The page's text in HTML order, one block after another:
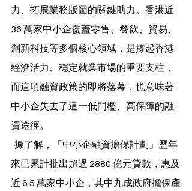
力、拓展業務版圖的關鍵助力。香港近
36 萬家中小企覆蓋零售、餐飲、貿易、
創新科技等多個核心領域，是撐起香港
經濟活力、穩定就業市場的重要支柱，
而這項融資政策的即將落幕，也意味著
中小企失去了這一低門檻、高保障的融
資途徑。
來已累計批出超過 2880 億元貸款，惠及
近 6.5 萬家中小企，其中九成政府擔保產